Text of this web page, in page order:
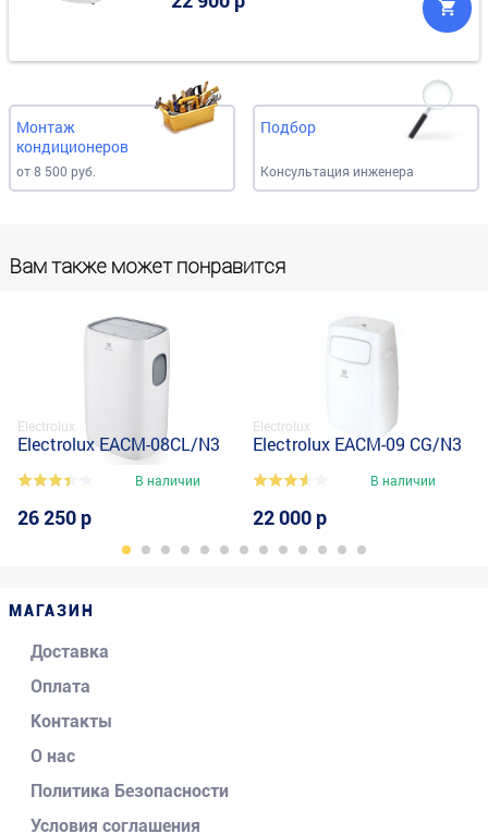
Монтаж
кондиционеров
от 8 500 руб.
Подбор
Консультация инженера
Вам также может понравится
Electrolux
Electrolux EACM-08CL/N3
В наличии
26 250 р
Electrolux
Electrolux EACM-09 CG/N3
В наличии
22 000 р
МАГАЗИН
Доставка
Оплата
Контакты
О нас
Политика Безопасности
Условия соглашения